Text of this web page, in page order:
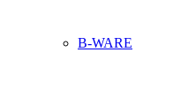
B-WARE